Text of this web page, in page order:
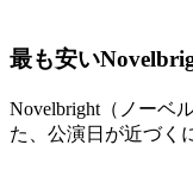
最も安い
Novelbright（ノーベ
た、公演日が近づく